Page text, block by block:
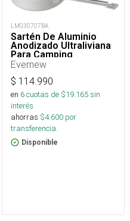
LM030707BA
Sartén De Aluminio
Anodizado Ultraliviana
Para Camping
Evernew
$ 114.990
en 6cuotas de $19.165sin
interés
ahorras $4.600 por
transferencia.
Disponible